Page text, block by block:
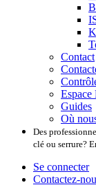
Contact
Espace
Guides
Où
Des
clé ou serrure?
Se connecter
Contactez-